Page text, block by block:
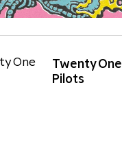
Twenty One
Pilots